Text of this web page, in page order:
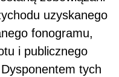
uzyskanego
fonogramu,
i publicznego
tych